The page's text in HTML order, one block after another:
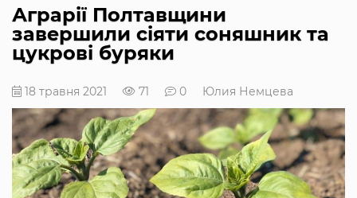
Аграрії Полтавщини
завершили сіяти соняшник та
цукрові буряки
18 травня 2021 71 0 Юлия Немцева